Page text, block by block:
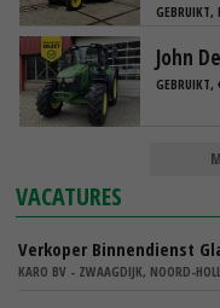
GEBRUIKT,
John
GEBRUIKT,
VACATURES
Verkoper Binnendienst
KARO BV - ZWAAGDIJK, NOORD-